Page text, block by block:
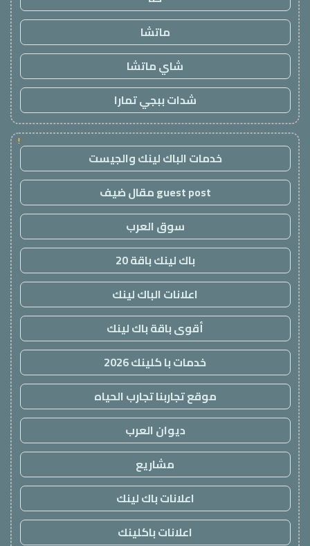
ماتشا
شاي ماتشا
شدات ببجي تمارا
!
خدمات الباك لينك والجيست
guest post مقال ضيف
سوق العرب
باك لينك باقة 20
اعلانات الباك لينك
أقوى باقة باك لينك
خدمات با كلينك 2026
موقع تجاربنا تجارب الحياه
ديوان العرب
مشاريع
اعلانات باك لينك
اعلانات باكلينك